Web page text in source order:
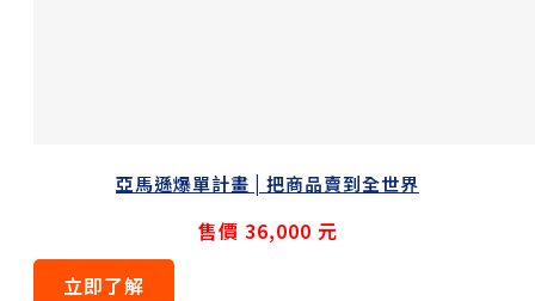
亞馬遜爆單計畫 | 把商品賣到全世界
售價 36,000 元
立即了解